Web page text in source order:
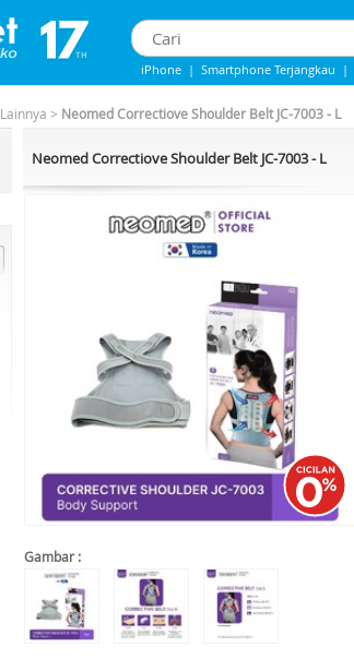
iPhone | Smartphone Terjangkau |
Lainnya > Neomed Correctiove Shoulder Belt JC-7003 - L
Neomed Correctiove Shoulder Belt JC-7003 - L
Gambar :